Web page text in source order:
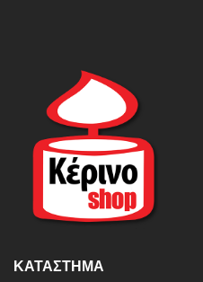
ΚΑΤΆΣΤΗΜΑ